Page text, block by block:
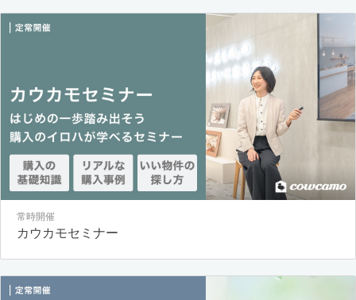
常時開催
カウカモセミナー